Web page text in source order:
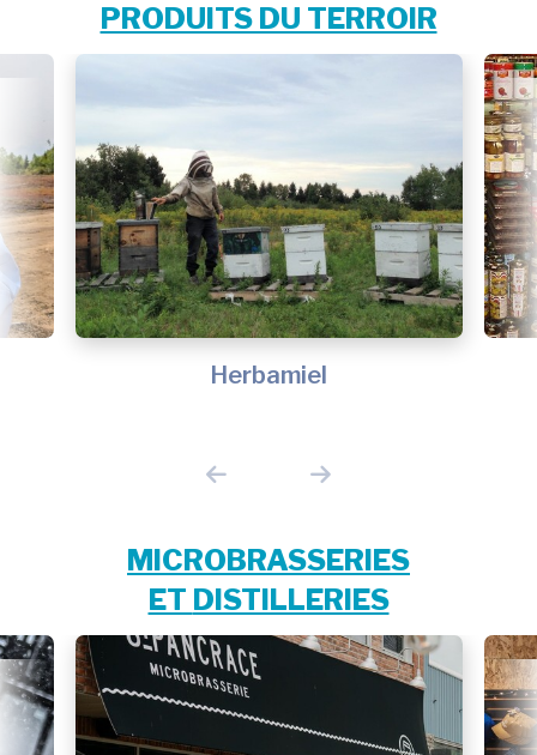
PRODUITS DU TERROIR
Herbamiel
MICROBRASSERIES
ET DISTILLERIES